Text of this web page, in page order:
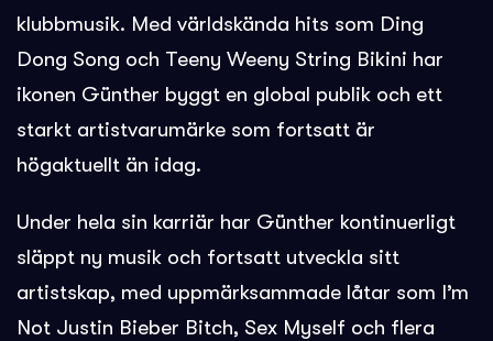
klubbmusik. Med världskända hits som Ding
Dong Song och Teeny Weeny String Bikini har
ikonen Günther byggt en global publik och ett
starkt artistvarumärke som fortsatt är
högaktuellt än idag.
Under hela sin karriär har Günther kontinuerligt
släppt ny musik och fortsatt utveckla sitt
artistskap, med uppmärksammade låtar som I’m
Not Justin Bieber Bitch, Sex Myself och flera